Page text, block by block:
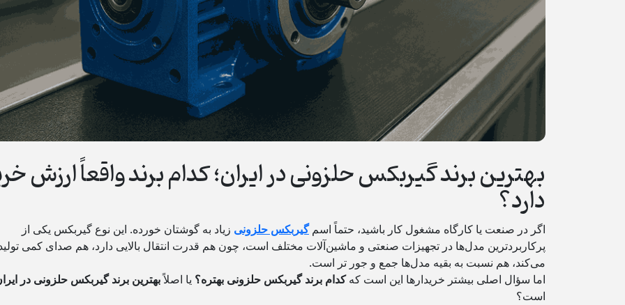
بهترین برند گیربکس حلزونی در ایران؛ کدام برند واقعاً ارزش
دارد؟
اگر در صنعت یا کارگاه مشغول کار باشید، حتماً اسمگیربکس حلزونی زیاد به گوشتان خورده. این نوع گیربکس یکی از
پرکاربردترین مدل‌ها در تجهیزات صنعتی و ماشین‌آلات مختلف است، چون هم قدرت انتقال بالایی دارد، هم صدای کمی
می‌کند، هم نسبت به بقیه مدل‌ها جمع‌ و جور تر است.
اما سؤال اصلی بیشتر خریدارها این است کهکدام برند گیربکس حلزونی بهتره؟ یا اصلاًبهترین برند گیربکس حلزونی در
است؟